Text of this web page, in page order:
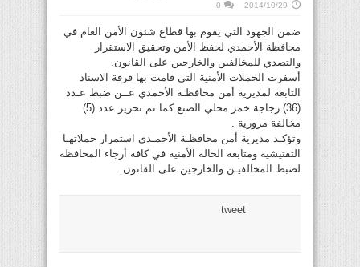
2014/10/29
0
ضمن الجهود التي يقوم بها قطاع شئون الأمن العام في
محافظة الأحمدي لحفظ الأمن وتحقيق الاستقرار
والتصدي للمخالفين والخارجين على القانون.
أسفرت الحملات الأمنية التي قامت بها فرقة الاسناد
التابعة لمديرية أمن محافظـة الأحمدي عــن ضبط عـدد
(36) زجاجة خمر محلي الصنع كما تم تحرير عدد (5)
مخالفة مرورية .
وتؤكـد مديرية أمن محافظـة الأحمـدي استمرار حملاتهـا
التفتيشية ومتابعة الحالة الأمنية في كافة أرجاء المحافظة
لضبط المخالفيـن والخارجين على القانون.
tweet